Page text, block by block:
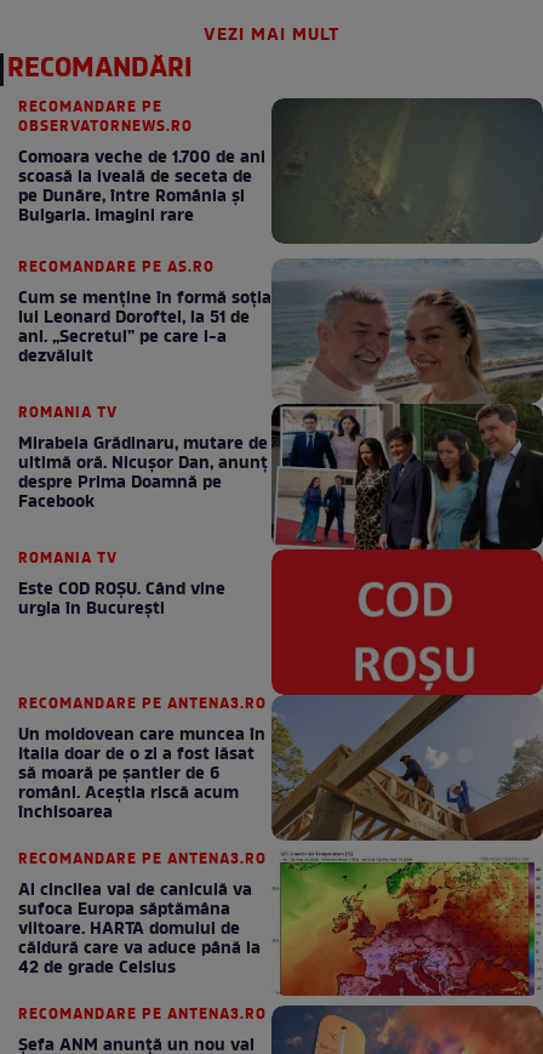
VEZI MAI MULT
RECOMANDĂRI
RECOMANDARE PE
OBSERVATORNEWS.RO
Comoara veche de 1.700 de ani
scoasă la iveală de seceta de
pe Dunăre, între România şi
Bulgaria. Imagini rare
RECOMANDARE PE AS.RO
Cum se menţine în formă soţia
lui Leonard Doroftei, la 51 de
ani. „Secretul” pe care l-a
dezvăluit
ROMANIA TV
Mirabela Grădinaru, mutare de
ultimă oră. Nicuşor Dan, anunţ
despre Prima Doamnă pe
Facebook
ROMANIA TV
Este COD ROŞU. Când vine
urgia în Bucureşti
RECOMANDARE PE ANTENA3.RO
Un moldovean care muncea în
Italia doar de o zi a fost lăsat
să moară pe şantier de 6
români. Aceștia riscă acum
închisoarea
RECOMANDARE PE ANTENA3.RO
Al cincilea val de caniculă va
sufoca Europa săptămâna
viitoare. HARTA domului de
căldură care va aduce până la
42 de grade Celsius
RECOMANDARE PE ANTENA3.RO
Șefa ANM anunță un nou val